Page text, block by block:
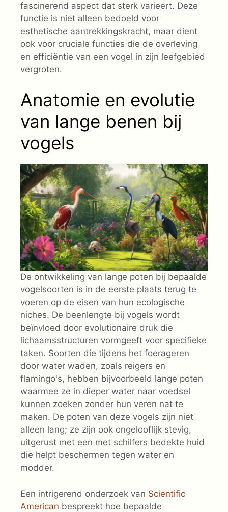
fascinerend aspect dat sterk varieert. Deze
functie is niet alleen bedoeld voor
esthetische aantrekkingskracht, maar dient
ook voor cruciale functies die de overleving
en efficiëntie van een vogel in zijn leefgebied
vergroten.
Anatomie en evolutie
van lange benen bij
vogels
De ontwikkeling van lange poten bij bepaalde
vogelsoorten is in de eerste plaats terug te
voeren op de eisen van hun ecologische
niches. De beenlengte bij vogels wordt
beïnvloed door evolutionaire druk die
lichaamsstructuren vormgeeft voor specifieke
taken. Soorten die tijdens het foerageren
door water waden, zoals reigers en
flamingo's, hebben bijvoorbeeld lange poten
waarmee ze in dieper water naar voedsel
kunnen zoeken zonder hun veren nat te
maken. De poten van deze vogels zijn niet
alleen lang; ze zijn ook ongelooflijk stevig,
uitgerust met een met schilfers bedekte huid
die helpt beschermen tegen water en
modder.
Een intrigerend onderzoek van Scientific
American bespreekt hoe bepaalde